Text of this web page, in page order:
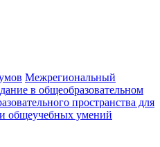
Межрегиональный
в общеобразовательном
пространства для
общеучебных умений